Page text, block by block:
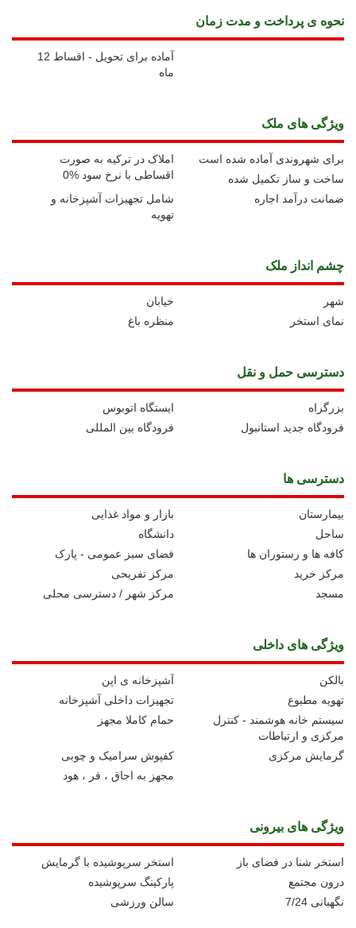
نحوه ی پرداخت و مدت زمان
آماده برای تحویل - اقساط 12
ماه
ويژگی های ملک
املاک در ترکیه به صورت
اقساطی با نرخ سود %0
برای شهروندی آماده شده است
ساخت و ساز تکمیل شده
شامل تجهیزات آشپزخانه و
تهویه
ضمانت درآمد اجاره
چشم انداز ملک
خیابان
شهر
منظره باغ
نمای استخر
دسترسی حمل و نقل
ايستگاه اتوبوس
بزرگراه
فرودگاه بین المللی
فرودگاه جدید استانبول
دسترسی ها
بازار و مواد غذایی
بیمارستان
دانشگاه
ساحل
فضای سبز عمومی - پارک
کافه ها و رستوران ها
مرکز تفریحی
مرکز خرید
مرکز شهر / دسترسی محلی
مسجد
ویژگی های داخلی
آشپزخانه ی اپن
بالکن
تجهیزات داخلی آشپزخانه
تهویه مطبوع
حمام کاملا مجهز
سیستم خانه هوشمند - کنترل
مرکزی و ارتباطات
کفپوش سرامیک و چوبی
گرمایش مرکزی
مجهز به اجاق ، فر ، هود
ویژگی های بیرونی
استخر سرپوشیده با گرمایش
استخر شنا در فضای باز
پارکینگ سرپوشیده
درون مجتمع
سالن ورزشی
نگهبانی 7/24